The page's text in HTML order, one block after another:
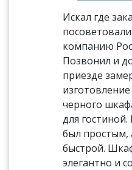
Искал где
компанию
Позвонил и
приезде
черного
для гостиной.
был простым,
быстрой.
элегантно и